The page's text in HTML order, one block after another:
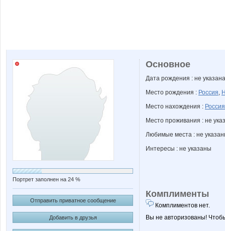
Портрет заполнен на 24 %
Отправить приватное сообщение
Добавить в друзья
Основное
Дата рождения : не указана
Место рождения : Россия,
Место нахождения : Россия
Место проживания : не
Любимые места : не
Интересы : не указаны
Комплименты
Комплиментов нет.
Вы не авторизованы!